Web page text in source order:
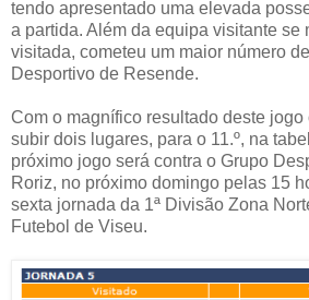
tendo apresentado uma elevada
a partida. Além da equipa visitante se
visitada, cometeu um maior número
Desportivo de Resende.
Com o magnífico resultado deste
subir dois lugares, para o 11.º, na
próximo jogo será contra o Grupo
Roriz, no próximo domingo pelas 15
sexta jornada da 1ª Divisão Zona
Futebol de Viseu.